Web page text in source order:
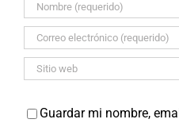
Guardar mi nombre,